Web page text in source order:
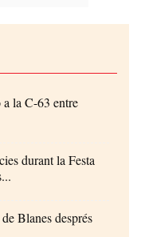
la C-63 entre
durant la Festa
Blanes després